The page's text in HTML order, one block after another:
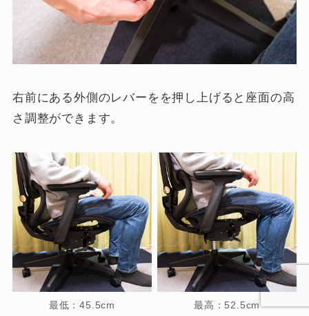
右前にある外側のレバーをを押し上げると座面の高
さ調整ができます。
最低：45.5cm 最高：52.5cm